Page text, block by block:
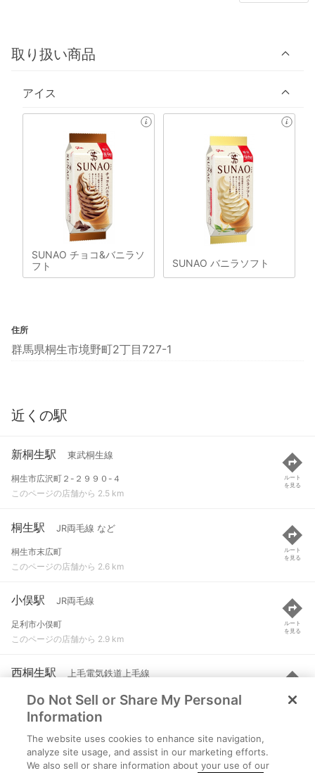
取り扱い商品
アイス
SUNAO チョコ&バニラソ
フト
SUNAO バニラソフト
住所
群馬県桐生市境野町2丁目727-1
近くの駅
新桐生駅 東武桐生線
桐生市広沢町２-２９９０-４
このページの店舗から 2.5 km
ルート
を見る
桐生駅 JR両毛線 など
桐生市末広町
このページの店舗から 2.6 km
ルート
を見る
小俣駅 JR両毛線
足利市小俣町
このページの店舗から 2.9 km
ルート
を見る
西桐生駅 上毛電気鉄道上毛線
桐生市宮前町２-１-３３
このページの店舗から 3 km
ルート
を見る
下新田駅 わたらせ渓谷線
桐生市相生町２丁目
Do Not Sell or Share My Personal
Information
The website uses cookies to enhance site navigation,
analyze site usage, and assist in our marketing efforts.
We also sell or share information about your use of our